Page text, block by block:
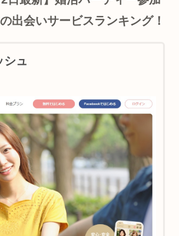
出会いサービスランキング！
シュ